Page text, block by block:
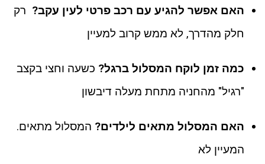
האם אפשר להגיע עם רכב פרטי לעין עקב? רק
חלק מהדרך, לא ממש קרוב למעיין
כמה זמן לוקח המסלול ברגל? כשעה וחצי בקצב
"רגיל" מהחניה מתחת מעלה דיבשון
האם המסלול מתאים לילדים? המסלול מתאים.
המעיין לא